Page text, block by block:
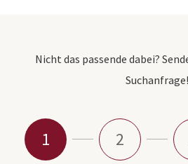
Nicht das passende dabei?
Suchanfrage!
1 2